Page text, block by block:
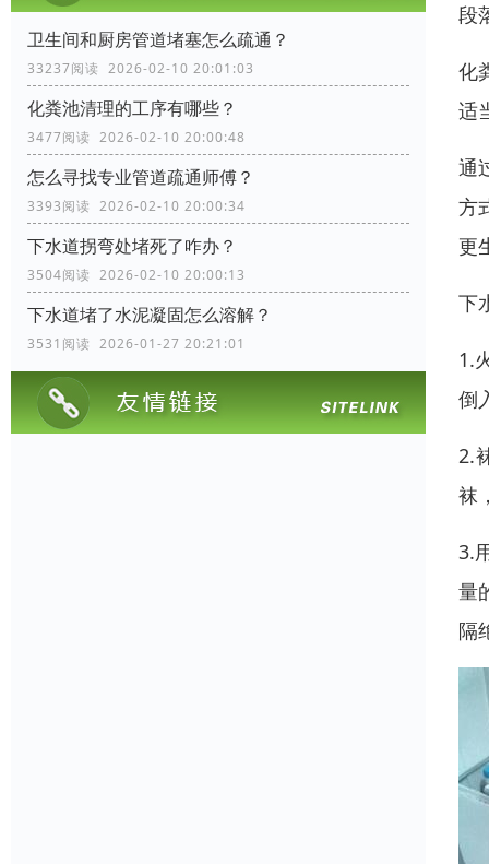
卫生间和厨房管道堵塞怎么疏通？
33237阅读 2026-02-10 20:01:03
化粪池清理的工序有哪些？
3477阅读 2026-02-10 20:00:48
怎么寻找专业管道疏通师傅？
3393阅读 2026-02-10 20:00:34
下水道拐弯处堵死了咋办？
3504阅读 2026-02-10 20:00:13
下水道堵了水泥凝固怎么溶解？
3531阅读 2026-01-27 20:21:01
段
化
适
通
方
更
下
1.
倒
2.
袜
3.
量
隔